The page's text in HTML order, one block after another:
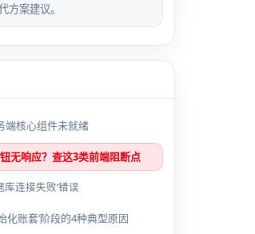
方案建议。
端核心组件未就绪
钮无响应？查这3类前端阻断点
库连接失败’错误
化账套’阶段的4种典型原因